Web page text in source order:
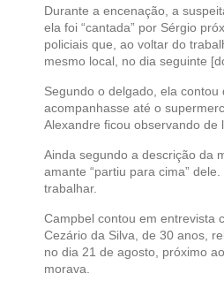
Durante a encenação, a
ela foi “cantada” por Sérgio
policiais que, ao voltar do
mesmo local, no dia seguinte
Segundo o delgado, ela
acompanhasse até o
Alexandre ficou observando de
Ainda segundo a descrição da
amante “partiu para cima”
trabalhar.
Campbel contou em entrevista
Cezário da Silva, de 30 anos,
no dia 21 de agosto, próximo
morava.